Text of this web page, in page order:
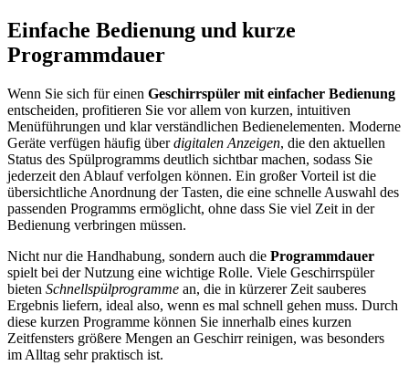
Einfache Bedienung und kurze
Programmdauer
Wenn Sie sich für einen Geschirrspüler mit einfacher Bedienung
entscheiden, profitieren Sie vor allem von kurzen, intuitiven
Menüführungen und klar verständlichen Bedienelementen. Moderne
Geräte verfügen häufig überdigitalen Anzeigen, die den aktuellen
Status des Spülprogramms deutlich sichtbar machen, sodass Sie
jederzeit den Ablauf verfolgen können. Ein großer Vorteil ist die
übersichtliche Anordnung der Tasten, die eine schnelle Auswahl des
passenden Programms ermöglicht, ohne dass Sie viel Zeit in der
Bedienung verbringen müssen.
Nicht nur die Handhabung, sondern auch die Programmdauer
spielt bei der Nutzung eine wichtige Rolle. Viele Geschirrspüler
bieten Schnellspülprogramme an, die in kürzerer Zeit sauberes
Ergebnis liefern, ideal also, wenn es mal schnell gehen muss. Durch
diese kurzen Programme können Sie innerhalb eines kurzen
Zeitfensters größere Mengen an Geschirr reinigen, was besonders
im Alltag sehr praktisch ist.